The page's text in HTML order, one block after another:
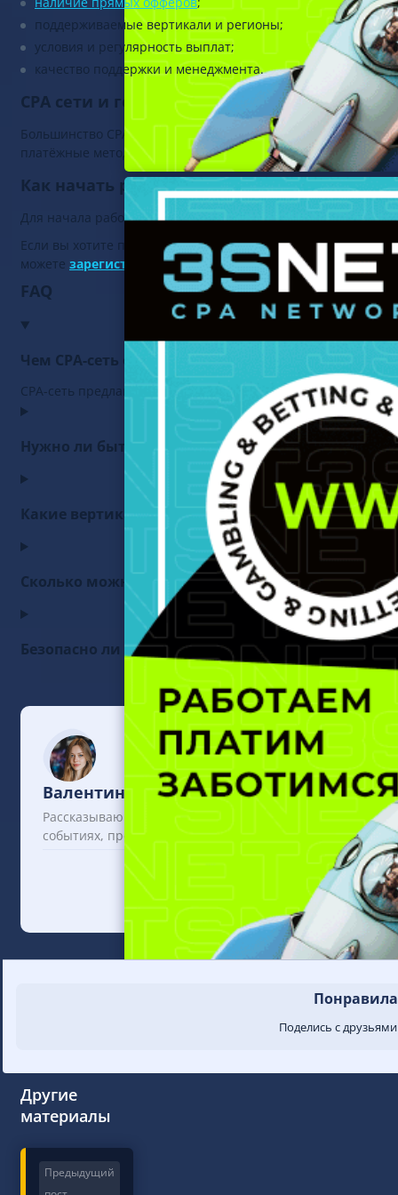
поддерживаемые вертикали и регионы;
условия и регулярность выплат;
качество поддержки и менеджмента.
CPA сети и география трафика
Большинство CPA-сетей работают с международным
платёжные методы, правовое регулирование и поведение
Как начать работу с CPA-сетью
Для начала работы арбитражнику необходимо
Если вы хотите получить практический опыт работы с
можете зарегистрироваться в CPA-сети 3SNET
FAQ
Чем CPA-сеть отличается от партнёрской
CPA-сеть предлагает множество офферов от разных
Нужно ли быть юридическим лицом для работы
Какие вертикали наиболее популярны в CPA-
Сколько можно заработать в CPA-сети?
Безопасно ли работать с CPA-сетями?
Валентина Ланская
Рассказываю об iGaming и аффилиат-индустрии. Пишу
событиях, превращая сложные темы в понятные и
Поделись с
Другие
материалы
Предыдущий